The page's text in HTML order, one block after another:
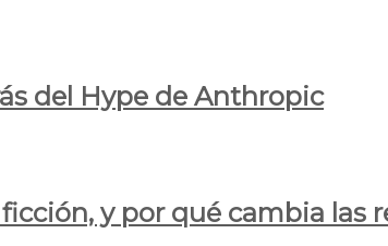
del Hype de Anthropic
y por qué cambia las